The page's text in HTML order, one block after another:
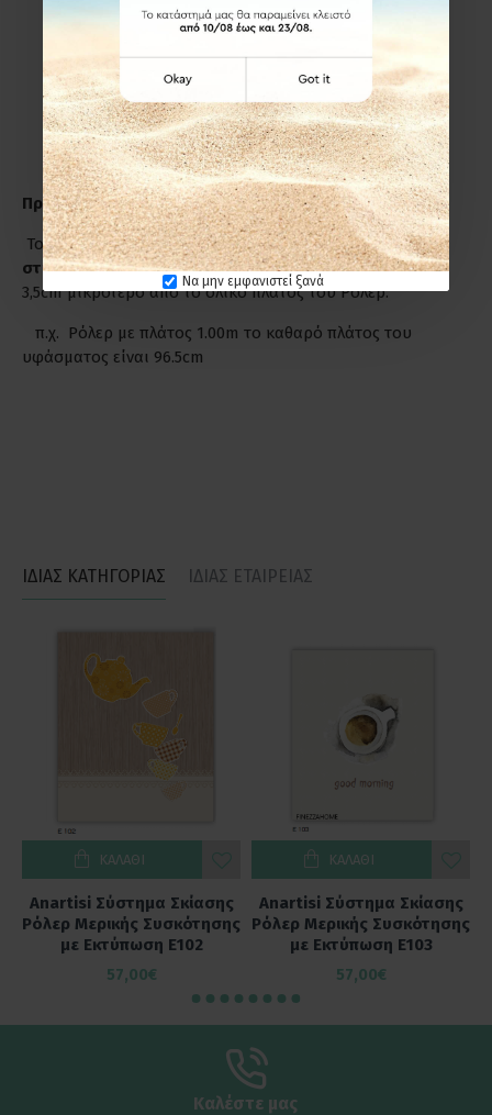
Να μην εμφανιστεί ξανά
πόρτας που για μέγιστο αισθητικό αποτέλεσμα
προσθέτουμε στο καθαρό πλάτος +8cm από την κάθε
πλευρά και στο ύψος +15cm.
Εσωτερικά στο παράθυρο-πόρτα(εσοχή)
ΔΕΝ
προσθέτουμε επιπλέον πόντους ούτε στο πλάτος, ούτε
στο ύψος.
Προσοχή!
Το πλάτος του Ρόλερ είναι πάντα απόστήριγμα σε
στήριγμα, όμως το πλάτος του υφάσματος είναι κατά
3,5cm μικρότερο από το ολικό πλάτος του Ρόλερ.
π.χ. Ρόλερ με πλάτος 1.00m το καθαρό πλάτος του
υφάσματος είναι 96.5cm
ΙΔΙΑΣ ΚΑΤΗΓΟΡΙΑΣ ΙΔΙΑΣ ΕΤΑΙΡΕΙΑΣ
Anartisi Σύστημα Σκίασης
Ρόλερ Μερικής Συσκότησης
με Εκτύπωση E102
57,00€
ΚΑΛΆΘΙ
Anartisi Σύστημα Σκίασης
Ρόλερ Μερικής Συσκότησης
με Εκτύπωση E103
57,00€
ΚΑΛΆΘΙ
Καλέστε μας